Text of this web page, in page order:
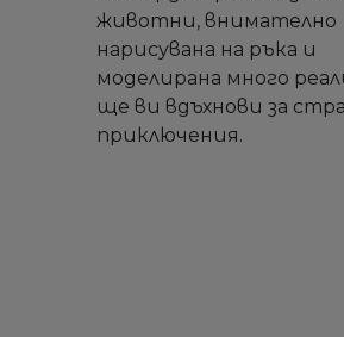
животни, внимателно
нарисувана на ръка и
моделирана много
ще ви вдъхнови за
приключения.